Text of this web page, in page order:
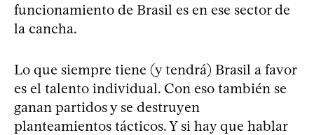
funcionamiento de Brasil es en ese sector de
la cancha.
Lo que siempre tiene (y tendrá) Brasil a favor
es el talento individual. Con eso también se
ganan partidos y se destruyen
planteamientos tácticos. Y si hay que hablar